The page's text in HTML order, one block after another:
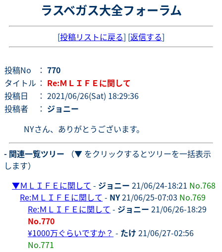
ラスベガス大全フォーラム
[投稿リストに戻る] [返信する]
投稿No ： 770
タイトル ： Re:ＭＬＩＦＥに関して
投稿日
： 2021/06/26(Sat) 18:29:36
投稿者
： ジョニー
NYさん、ありがとうございます。
- 関連一覧ツリー （▼ をクリックするとツリーを一括表示
します）
▼ＭＬＩＦＥに関して - ジョニー 21/06/24-18:21 No.768
Re:ＭＬＩＦＥに関して - NY21/06/25-07:03 No.769
Re:ＭＬＩＦＥに関して - ジョニー 21/06/26-18:29
No.770
¥1000万ぐらいですか？ - たけ 21/06/27-02:56
No.771